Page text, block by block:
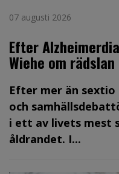
07 augusti 2026
Efter
Wiehe om
Efter mer än
och
i ett av livets mest
åldrandet. I...